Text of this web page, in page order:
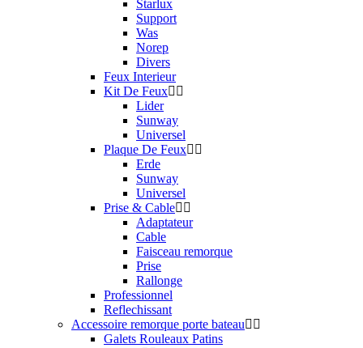
Starlux
Support
Was
Norep
Divers
Feux Interieur
Kit De Feux
Lider
Sunway
Universel
Plaque De Feux
Erde
Sunway
Universel
Prise & Cable
Adaptateur
Cable
Faisceau remorque
Prise
Rallonge
Professionnel
Reflechissant
Accessoire remorque porte bateau
Galets Rouleaux Patins